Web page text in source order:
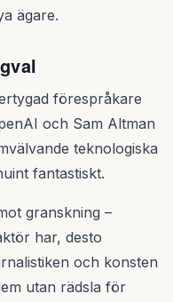
ägare.
förespråkare
och Sam Altman
teknologiska
fantastiskt.
granskning –
har, desto
och konsten
utan rädsla för